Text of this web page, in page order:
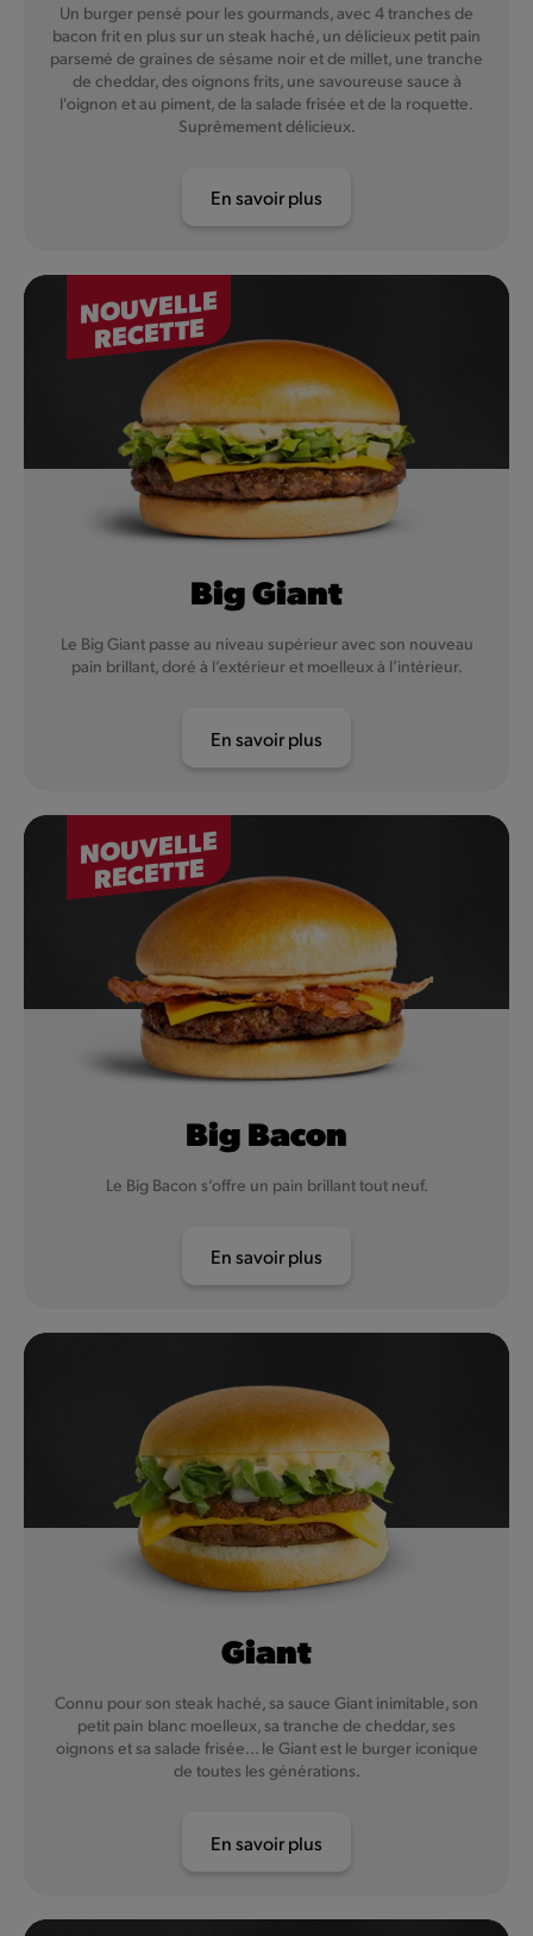
Un burger pensé pour les gourmands, avec 4 tranches de
bacon frit en plus sur un steak haché, un délicieux petit pain
parsemé de graines de sésame noir et de millet, une tranche
de cheddar, des oignons frits, une savoureuse sauce à
l'oignon et au piment, de la salade frisée et de la roquette.
Suprêmement délicieux.
En savoir plus
NOUVELLE
RECETTE
Big Giant
Le Big Giant passe au niveau supérieur avec son nouveau
pain brillant, doré à l’extérieur et moelleux à l’intérieur.
En savoir plus
NOUVELLE
RECETTE
Big Bacon
Le Big Bacon s’offre un pain brillant tout neuf.
En savoir plus
Giant
Connu pour son steak haché, sa sauce Giant inimitable, son
petit pain blanc moelleux, sa tranche de cheddar, ses
oignons et sa salade frisée... le Giant est le burger iconique
de toutes les générations.
En savoir plus